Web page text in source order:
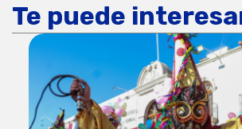
Te puede